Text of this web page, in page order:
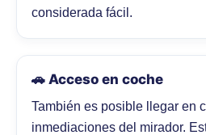
considerada fácil.
🚗 Acceso en coche
También es posible llegar en
inmediaciones del mirador.